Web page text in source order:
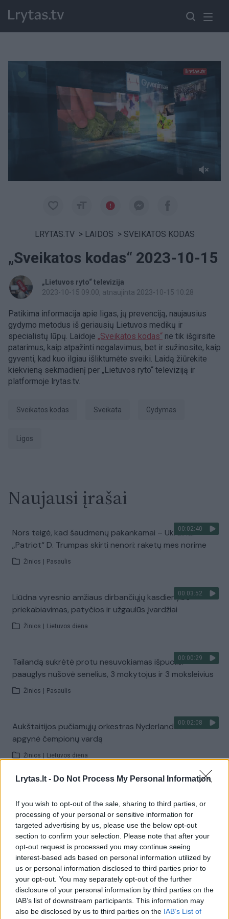
Lrytas.lt - Do Not Process My Personal Information
If you wish to opt-out of the sale, sharing to third parties, or
processing of your personal or sensitive information for
targeted advertising by us, please use the below opt-out
section to confirm your selection. Please note that after your
opt-out request is processed you may continue seeing
interest-based ads based on personal information utilized by
us or personal information disclosed to third parties prior to
your opt-out. You may separately opt-out of the further
disclosure of your personal information by third parties on the
IAB’s list of downstream participants. This information may
also be disclosed by us to third parties on the IAB’s List of
LRYTAS.TV > LAIDOS > SVEIKATOS KODAS
„Sveikatos kodas“ 2023-10-15
„Lietuvos ryto“ televizija
2023-10-15 09:00, atnaujinta 2023-10-15 10:28
Patikima informacija apie ligas, jų prevenciją, naujausius
gydymo metodus iš geriausių Lietuvos medikų ir
specialistų lūpų. Laidoje „Sveikatos kodas“ ne tik išgirsite
patarimus, kaip atpažinti negalavimus, bet ir sužinosite, kaip
gyventi, kad kuo ilgiau išliktumėte sveiki. Laidą žiūrėkite
kiekvieną sekmadienį per „Lietuvos ryto“ televiziją ir
platformoje lrytas.tv.
Sveikatos kodas Sveikata gydymas
ligos
Naujausi įrašai
00:02:40
Nors teigė, kad šaudmenų pakankamai – Ukrainai
„Patriot“ D. Trumpas skirti nenori: raketų mes norime
Žinios Pasaulis
00:03:52
Liūdna vyresnio amžiaus dirbančiųjų kasdienybė –
priekabiavimas, patyčios ir užgaulūs įvardžiai
Žinios Lietuvos diena
00:00:29
Tailandą sukrėtė protu nesuvokiamas išpuolis:
paauglys nušovė senelius, 3 mokytojus ir 3 moksleivius
Žinios Pasaulis
00:02:08
Aukštaitijos pučiamųjų orkestras Nyderlanduose
apgynė čempionų vardą
Žinios Lietuvos diena
Žiūrimiausi įrašai
00:00:30
Vaizdai iš tragiškos avarijos Vilniaus r.: dviejų moterų ir
vaiko gyvybių išgelbėti nepavyko
Žinios Lietuvos diena